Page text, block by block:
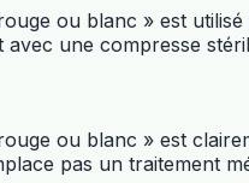
ou blanc » est
une compresse
ou blanc » est
pas un traitement